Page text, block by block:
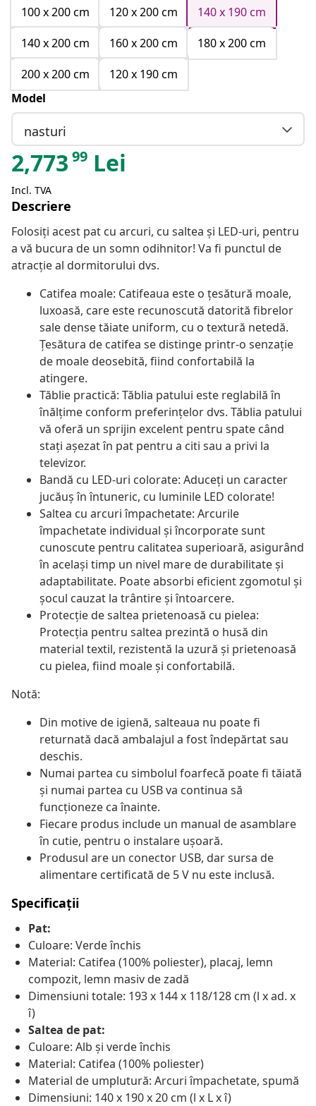
100 x 200 cm
120 x 200 cm
140 x 190 cm
140 x 200 cm
160 x 200 cm
180 x 200 cm
200 x 200 cm
120 x 190 cm
Model
nasturi
2,773 99 Lei
Incl. TVA
Descriere
Folosiți acest pat cu arcuri, cu saltea și LED-uri, pentru
a vă bucura de un somn odihnitor! Va fi punctul de
atracție al dormitorului dvs.
Catifea moale: Catifeaua este o țesătură moale,
luxoasă, care este recunoscută datorită fibrelor
sale dense tăiate uniform, cu o textură netedă.
Țesătura de catifea se distinge printr-o senzație
de moale deosebită, fiind confortabilă la
atingere.
Tăblie practică: Tăblia patului este reglabilă în
înălțime conform preferințelor dvs. Tăblia patului
vă oferă un sprijin excelent pentru spate când
stați așezat în pat pentru a citi sau a privi la
televizor.
Bandă cu LED-uri colorate: Aduceți un caracter
jucăuș în întuneric, cu luminile LED colorate!
Saltea cu arcuri împachetate: Arcurile
împachetate individual și încorporate sunt
cunoscute pentru calitatea superioară, asigurând
în același timp un nivel mare de durabilitate și
adaptabilitate. Poate absorbi eficient zgomotul și
șocul cauzat la trântire și întoarcere.
Protecție de saltea prietenoasă cu pielea:
Protecția pentru saltea prezintă o husă din
material textil, rezistentă la uzură și prietenoasă
cu pielea, fiind moale și confortabilă.
Notă:
Din motive de igienă, salteaua nu poate fi
returnată dacă ambalajul a fost îndepărtat sau
deschis.
Numai partea cu simbolul foarfecă poate fi tăiată
și numai partea cu USB va continua să
funcționeze ca înainte.
Fiecare produs include un manual de asamblare
în cutie, pentru o instalare ușoară.
Produsul are un conector USB, dar sursa de
alimentare certificată de 5 V nu este inclusă.
Specificații
Pat:
Culoare: Verde închis
Material: Catifea (100% poliester), placaj, lemn
compozit, lemn masiv de zadă
Dimensiuni totale: 193 x 144 x 118/128 cm (l x ad. x
î)
Saltea de pat:
Culoare: Alb și verde închis
Material: Catifea (100% poliester)
Material de umplutură: Arcuri împachetate, spumă
Dimensiuni: 140 x 190 x 20 cm (l x L x î)